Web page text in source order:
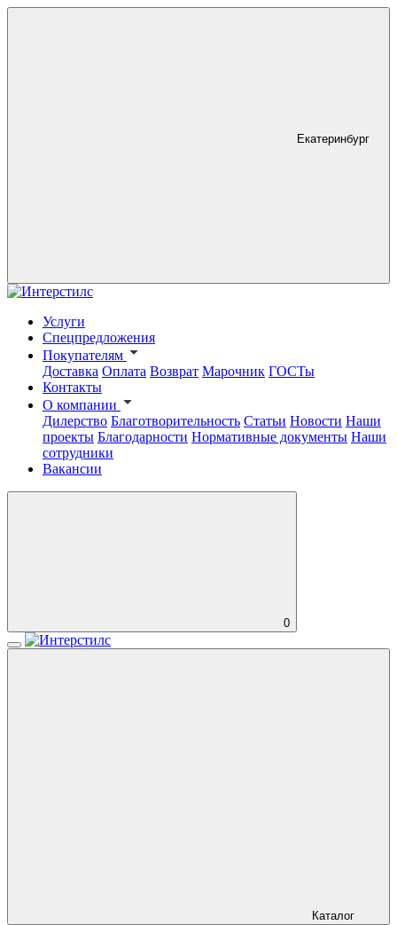
Екатеринбург
Услуги
Спецпредложения
Покупателям
Доставка Оплата Возврат Марочник ГОСТы
Контакты
О компании
Дилерство Благотворительность Статьи Новости Наши
проекты Благодарности Нормативные документы Наши
сотрудники
Вакансии
0
Каталог